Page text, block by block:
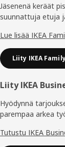
Jäsenenä keräät
suunnattuja etuja
Lue lisää IKEA
Liity IKEA
Liity IKEA
Hyödynnä
parempaa arkea
Tutustu IKEA